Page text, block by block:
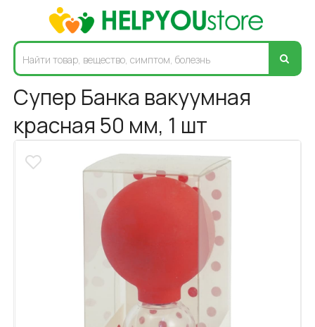
Супер Банка вакуумная
красная 50 мм, 1 шт